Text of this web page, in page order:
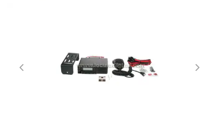
Previous Next